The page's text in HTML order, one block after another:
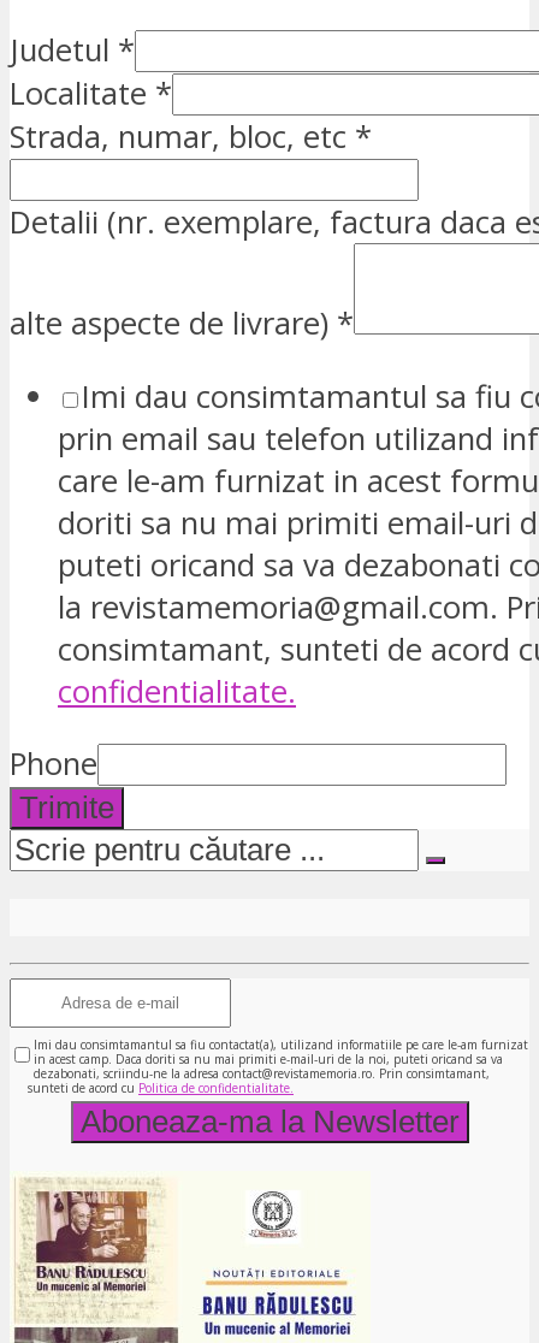
Judetul *
Localitate *
Strada, numar, bloc, etc *
Detalii (nr. exemplare, factura daca
alte aspecte de livrare) *
Imi dau consimtamantul sa fiu
prin email sau telefon utilizand
care le-am furnizat in acest
doriti sa nu mai primiti email-uri
puteti oricand sa va dezabonati
la revistamemoria@gmail.com.
consimtamant, sunteti de acord
confidentialitate.
Phone
Trimite
Imi dau consimtamantul sa fiu contactat(a), utilizand informatiile pe care le-am furnizat
in acest camp. Daca doriti sa nu mai primiti e-mail-uri de la noi, puteti oricand sa va
dezabonati, scriindu-ne la adresa contact@revistamemoria.ro. Prin consimtamant,
sunteti de acord cu Politica de confidentialitate.